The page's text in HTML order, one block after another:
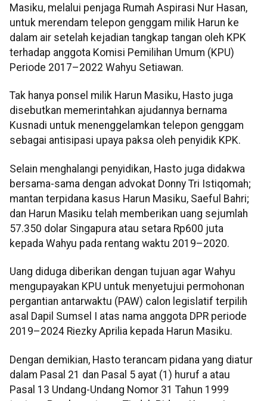
Masiku, melalui penjaga Rumah Aspirasi Nur Hasan,
untuk merendam telepon genggam milik Harun ke
dalam air setelah kejadian tangkap tangan oleh KPK
terhadap anggota Komisi Pemilihan Umum (KPU)
Periode 2017–2022 Wahyu Setiawan.
Tak hanya ponsel milik Harun Masiku, Hasto juga
disebutkan memerintahkan ajudannya bernama
Kusnadi untuk menenggelamkan telepon genggam
sebagai antisipasi upaya paksa oleh penyidik KPK.
Selain menghalangi penyidikan, Hasto juga didakwa
bersama-sama dengan advokat Donny Tri Istiqomah;
mantan terpidana kasus Harun Masiku, Saeful Bahri;
dan Harun Masiku telah memberikan uang sejumlah
57.350 dolar Singapura atau setara Rp600 juta
kepada Wahyu pada rentang waktu 2019–2020.
Uang diduga diberikan dengan tujuan agar Wahyu
mengupayakan KPU untuk menyetujui permohonan
pergantian antarwaktu (PAW) calon legislatif terpilih
asal Dapil Sumsel I atas nama anggota DPR periode
2019–2024 Riezky Aprilia kepada Harun Masiku.
Dengan demikian, Hasto terancam pidana yang diatur
dalam Pasal 21 dan Pasal 5 ayat (1) huruf a atau
Pasal 13 Undang-Undang Nomor 31 Tahun 1999